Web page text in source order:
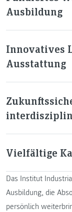
Ausbildung
Innovatives
Ausstattung
Vielfältige
Das Institut
Ausbildung, die
persönlich